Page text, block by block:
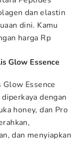
dan elastin
dini. Kamu
harga Rp
Glow Essence
Essence
dengan
honey, dan Pro
dan menyiapkan